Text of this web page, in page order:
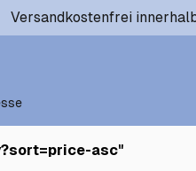
Versandkostenfrei
asc"